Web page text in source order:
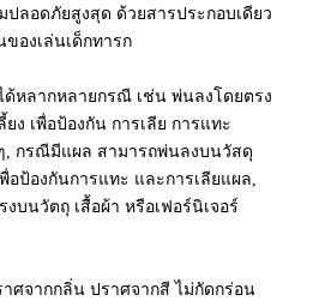
ปลอดภัยสูงสุด ด้วยสารประกอบเดียว
ของเล่นเด็กทารก
ด้หลากหลายกรณีเช่น พ่นลงโดยตรง
ง เพื่อป้องกัน การเลีย การแทะ
, กรณีมีแผล สามารถพ่นลงบนวัสดุ
อป้องกันการแทะ และการเลียแผล,
บนวัตถุ เสื้อผ้า หรือเฟอร์นิเจอร์
ศจากกลิ่น ปราศจากสี ไม่กัดกร่อน